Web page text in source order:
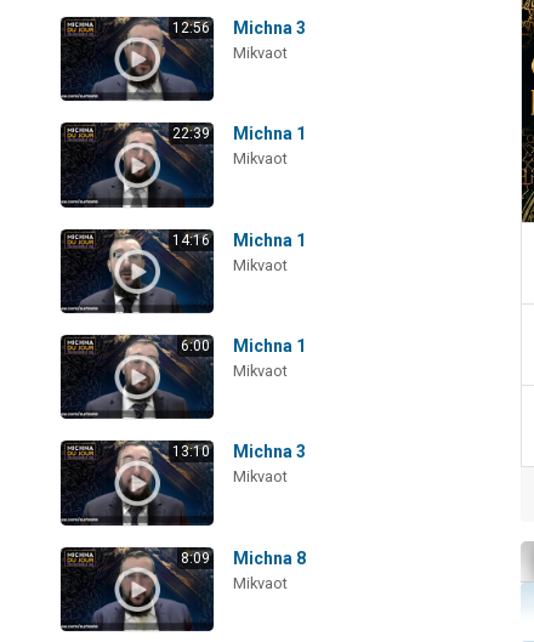
12:56 Michna 3
Mikvaot
22:39 Michna 1
Mikvaot
14:16 Michna 1
Mikvaot
6:00 Michna 1
Mikvaot
13:10 Michna 3
Mikvaot
8:09 Michna 8
Mikvaot